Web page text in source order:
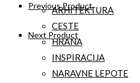
ARHITEKTURA
CESTE
HRANA
INSPIRACIJA
NARAVNE LEPOTE
Previous Product
Next Product